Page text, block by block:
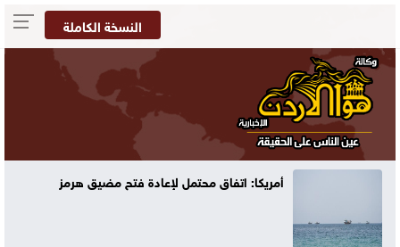
النسخة الكاملة
أمريكا: اتفاق محتمل لإعادة فتح مضيق هرمز